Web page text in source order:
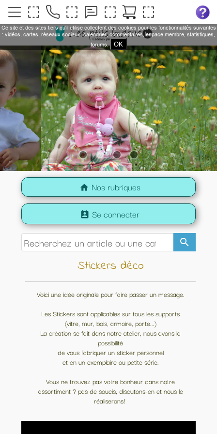
home Nos rubriques
search
perm_contact_calendar Se connecter
Stickers déco
Voici une idée originale pour faire passer un message.
Les Stickers sont applicables sur tous les supports
(vitre, mur, bois, armoire, porte...)
La création se fait dans notre atelier, nous avons la
possibilité
de vous fabriquer un sticker personnel
et en un exemplaire ou petite série.
Vous ne trouvez pas votre bonheur dans notre
assortiment ? pas de soucis, discutons-en et nous le
réaliserons!
Ce site et des sites tiers qu'il utilise collectent des cookies pour les fonctionnalités suivantes
: vidéos, cartes, réseaux sociaux, calendrier, commentaires, espace membre, statistiques,
forums.
OK